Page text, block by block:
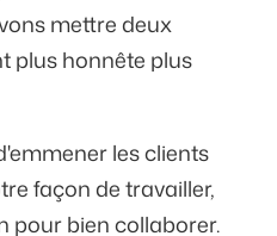
mettre deux
plus honnête plus
les clients
façon de travailler,
pour bien collaborer.